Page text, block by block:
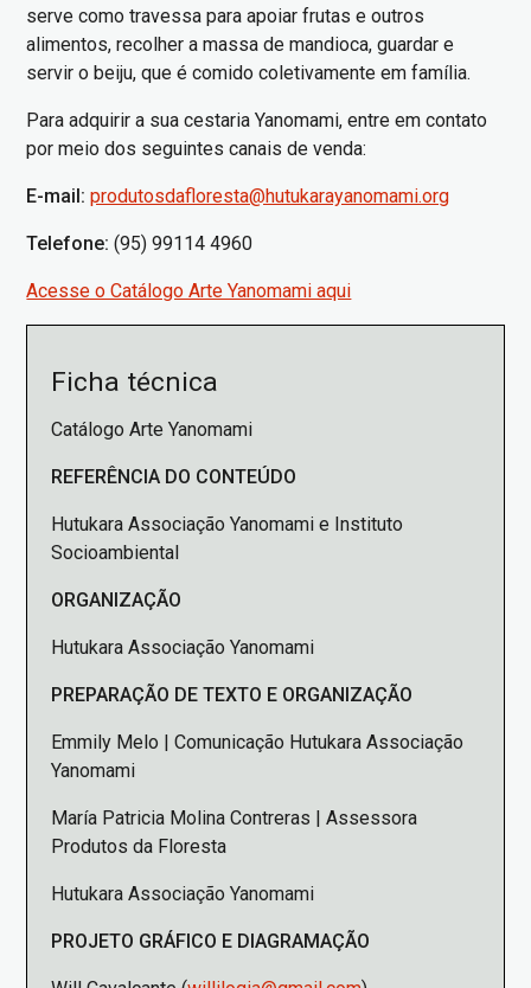
serve como travessa para apoiar frutas e outros
alimentos, recolher a massa de mandioca, guardar e
servir o beiju, que é comido coletivamente em família.
Para adquirir a sua cestaria Yanomami, entre em contato
por meio dos seguintes canais de venda:
E-mail: produtosdafloresta@hutukarayanomami.org
Telefone: (95) 99114 4960
Acesse o Catálogo Arte Yanomami aqui
Ficha técnica
Catálogo Arte Yanomami
REFERÊNCIA DO CONTEÚDO
Hutukara Associação Yanomami e Instituto
Socioambiental
ORGANIZAÇÃO
Hutukara Associação Yanomami
PREPARAÇÃO DE TEXTO E ORGANIZAÇÃO
Emmily Melo | Comunicação Hutukara Associação
Yanomami
María Patricia Molina Contreras | Assessora
Produtos da Floresta
Hutukara Associação Yanomami
PROJETO GRÁFICO E DIAGRAMAÇÃO